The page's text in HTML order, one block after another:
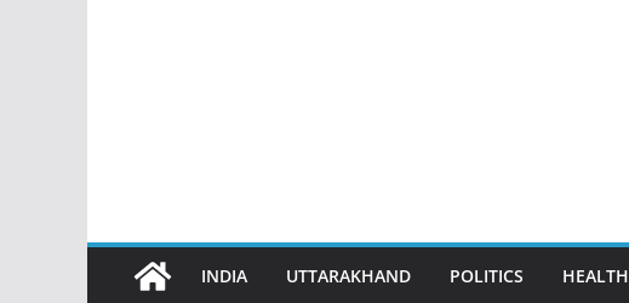
INDIA UTTARAKHAND POLITICS HEALTH